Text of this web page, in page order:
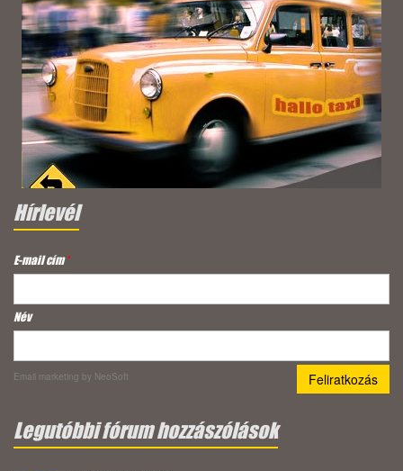
Hírlevél
E-mail cím*
Név
Email marketing by NeoSoft
Legutóbbi fórum hozzászólások